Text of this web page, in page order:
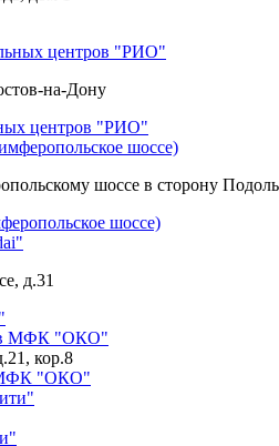
на-Дону
центров "РИО"
шоссе в сторону
шоссе)
д.31
кор.8
МФК "ОКО"